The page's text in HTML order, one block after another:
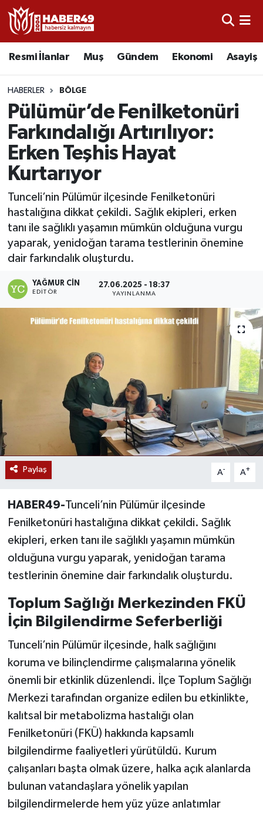
Resmi İlanlar Muş Gündem Ekonomi Asayiş
HABERLER BÖLGE
Pülümür’de Fenilketonüri
Farkındalığı Artırılıyor:
Erken Teşhis Hayat
Kurtarıyor
Tunceli’nin Pülümür ilçesinde Fenilketonüri
hastalığına dikkat çekildi. Sağlık ekipleri, erken
tanı ile sağlıklı yaşamın mümkün olduğuna vurgu
yaparak, yenidoğan tarama testlerinin önemine
dair farkındalık oluşturdu.
YAĞMUR CIN
EDITÖR
27.06.2025 - 18:37
YAYINLANMA
Paylaş A- A+
HABER49-Tunceli’nin Pülümür ilçesinde
Fenilketonüri hastalığına dikkat çekildi. Sağlık
ekipleri, erken tanı ile sağlıklı yaşamın mümkün
olduğuna vurgu yaparak, yenidoğan tarama
testlerinin önemine dair farkındalık oluşturdu.
Toplum Sağlığı Merkezinden FKÜ
İçin Bilgilendirme Seferberliği
Tunceli’nin Pülümür ilçesinde, halk sağlığını
koruma ve bilinçlendirme çalışmalarına yönelik
önemli bir etkinlik düzenlendi. İlçe Toplum Sağlığı
Merkezi tarafından organize edilen bu etkinlikte,
kalıtsal bir metabolizma hastalığı olan
Fenilketonüri (FKÜ) hakkında kapsamlı
bilgilendirme faaliyetleri yürütüldü. Kurum
çalışanları başta olmak üzere, halka açık alanlarda
bulunan vatandaşlara yönelik yapılan
bilgilendirmelerde hem yüz yüze anlatımlar
Resmi İlanlar
Asayiş
Bölge
Eğitim
Ekonomi
Sağlık
Gündem
Spor
Siyaset
Hasköy
Bulanık
Varto
Uşak Nöbetçi Eczaneler
Uşak Hava Durumu
Uşak Namaz Vakitleri
Uşak Trafik Yoğunluk Haritası
TFF 2.Lig Kırmızı Grup Puan Durumu ve Fikstür
Tüm Manşetler
Son Dakika Haberleri
Haber Arşivi